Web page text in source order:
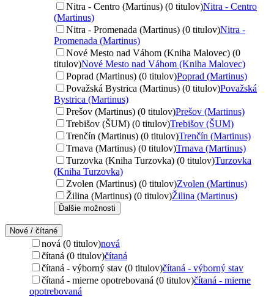
Nitra - Centro (Martinus) (0 titulov)Nitra - Centro
(Martinus)
Nitra - Promenada (Martinus) (0 titulov)Nitra -
Promenada (Martinus)
Nové Mesto nad Váhom (Kniha Malovec) (0
titulov)Nové Mesto nad Váhom (Kniha Malovec)
Poprad (Martinus) (0 titulov)Poprad (Martinus)
Považská Bystrica (Martinus) (0 titulov)Považská
Bystrica (Martinus)
Prešov (Martinus) (0 titulov)Prešov (Martinus)
Trebišov (ŠUM) (0 titulov)Trebišov (ŠUM)
Trenčín (Martinus) (0 titulov)Trenčín (Martinus)
Trnava (Martinus) (0 titulov)Trnava (Martinus)
Turzovka (Kniha Turzovka) (0 titulov)Turzovka
(Kniha Turzovka)
Zvolen (Martinus) (0 titulov)Zvolen (Martinus)
Žilina (Martinus) (0 titulov)Žilina (Martinus)
Ďalšie možnosti
Nové / čítané
nová (0 titulov)nová
čítaná (0 titulov)čítaná
čítaná - výborný stav (0 titulov)čítaná - výborný stav
čítaná - mierne opotrebovaná (0 titulov)čítaná - mierne
opotrebovaná